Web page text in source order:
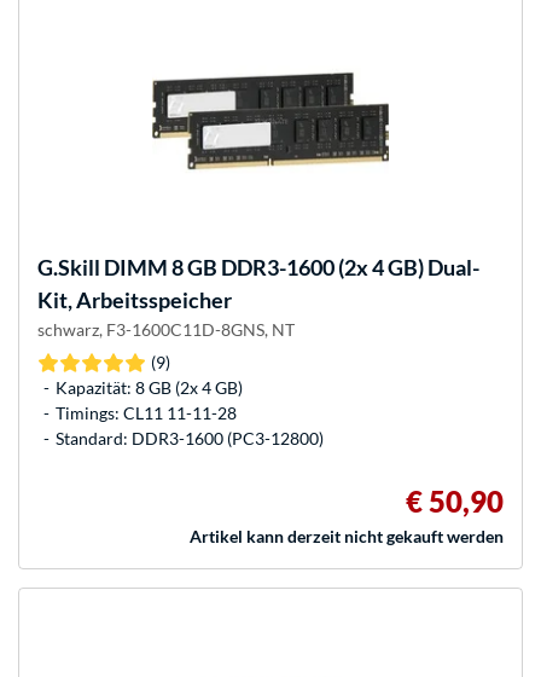
G.Skill DIMM 8 GB DDR3-1600 (2x 4 GB) Dual-
Kit, Arbeitsspeicher
schwarz, F3-1600C11D-8GNS, NT
(9)
Kapazität: 8 GB (2x 4 GB)
Timings: CL11 11-11-28
Standard: DDR3-1600 (PC3-12800)
€ 50,90
Artikel kann derzeit nicht gekauft werden